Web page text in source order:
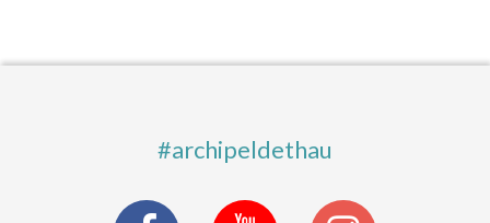
#archipeldethau